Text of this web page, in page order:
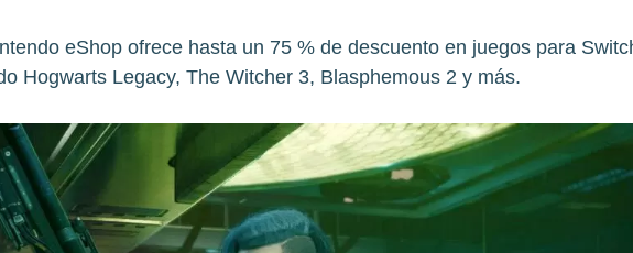
eShop ofrece hasta un 75 % de descuento en juegos para
Hogwarts Legacy, The Witcher 3, Blasphemous 2 y más.